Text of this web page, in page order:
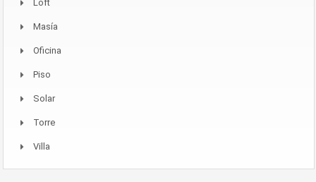
Loft
Masía
Oficina
Piso
Solar
Torre
Villa